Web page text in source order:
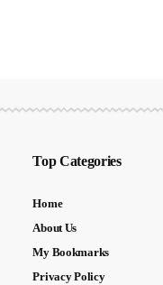
Top Categories
Home
About Us
My Bookmarks
Privacy Policy